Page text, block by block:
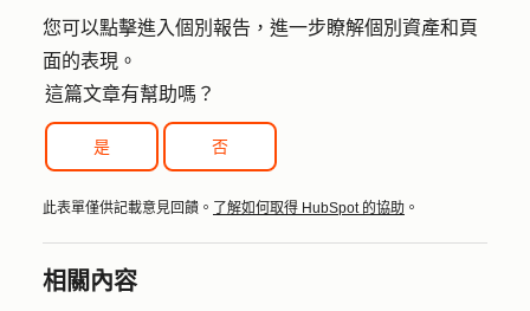
您可以點擊進入個別報告，進一步瞭解個別資產和頁
面的表現。
這篇文章有幫助嗎？
是 否
此表單僅供記載意見回饋。 了解如何取得 HubSpot 的協助 。
相關內容